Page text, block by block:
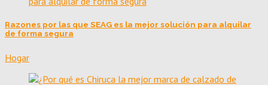
Razones por las que SEAG es la mejor solución para alquilar
de forma segura
Hogar